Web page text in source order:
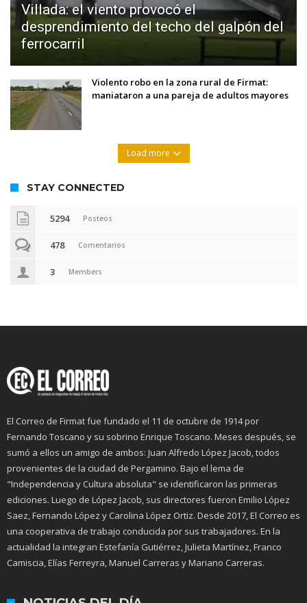
Villada: el viento provocó el
desprendimiento del techo del galpón del
ferrocarril
Violento robo en la zona rural de Firmat:
maniataron a una pareja de adultos mayores
Load more
STAY CONNECTED
5294 Posteos
478 Comentarios
3 Members
El Correo de Firmat fue fundado el 11 de octubre de 1914 por
Fernando Toscano y su sobrino Enrique Toscano. Meses después, se
sumó a ellos un amigo de ambos: Juan Alfredo López Jacob, todos
provenientes de la ciudad de Pergamino. Bajo el lema de
"Independencia y Cultura absoluta" se identificaron las primeras
ediciones. Luego de López Jacob, sus directores fueron Emilio López
Saez, Fernando López y Carolina López Ortiz. Desde 2017, El Correo es
una cooperativa de trabajo conducida por sus trabajadores. En la
actualidad la integran Estefanía Gutiérrez, Julieta Martínez, Franco
Camiscia, Elías Ferreyra, Manuel Carreras y Mariano Carreras.